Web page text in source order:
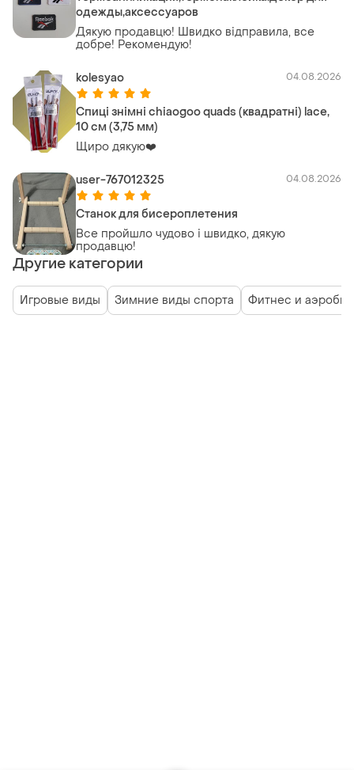
одежды,аксессуаров
Дякую продавцю! Швидко відправила, все
добре! Рекомендую!
kolesyao 04.08.2026
Спиці знімні chiaogoo quads (квадратні) lace,
10 см (3,75 мм)
Щиро дякую❤️
user-767012325 04.08.2026
Станок для бисероплетения
Все пройшло чудово і швидко, дякую
продавцю!
Другие категории
Игровые виды Зимние виды спорта Фитнес и